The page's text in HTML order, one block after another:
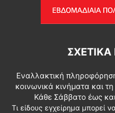
Εναλλακτική
κοινωνικά κινήματα και
Κάθε Σάββατο έως
Τι είδους εγχείρημα μπορεί